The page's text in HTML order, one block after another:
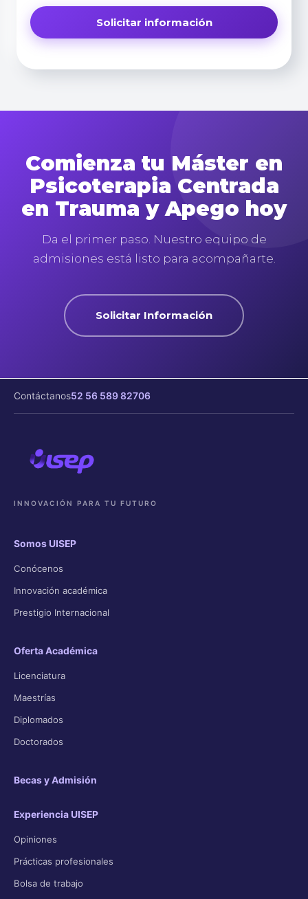
Comienza tu Máster en
Psicoterapia Centrada
en Trauma y Apego hoy
Da el primer paso. Nuestro equipo de
admisiones está listo para acompañarte.
Solicitar Información
Contáctanos52 56 589 82706
INNOVACIÓN PARA TU FUTURO
Somos UISEP
Conócenos
Innovación académica
Prestigio Internacional
Oferta Académica
Licenciatura
Maestrías
Diplomados
Doctorados
Becas y Admisión
Experiencia UISEP
Opiniones
Prácticas profesionales
Bolsa de trabajo